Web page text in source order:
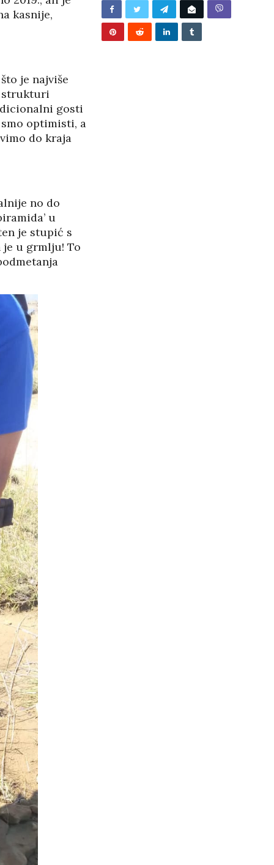
kasnije,
je najviše
strukturi
gosti
optimisti, a
do kraja
no do
u
je stupić s
u grmlju! To
2026
PATNJA
RASPAD “SRPSKOG
SVETA” U CRNOJ GORI
25/05/2026
ŠTITI LI GAY LOBI
MINISTRA HABIJANA?
2026
BETONARA OBULJEN
KORŽINEK
14/04/2026